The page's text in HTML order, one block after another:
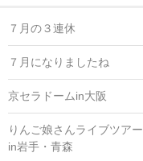
７月の３連休
７月になりましたね
京セラドームin大阪
りんご娘さんライブツアー
in岩手・青森